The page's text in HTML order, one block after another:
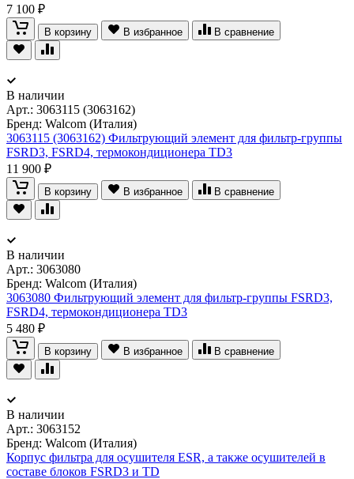
7 100 ₽
В корзину В избранное В сравнение
В наличии
Арт.: 3063115 (3063162)
Бренд: Walcom (Италия)
3063115 (3063162) Фильтрующий элемент для фильтр-группы
FSRD3, FSRD4, термокондиционера TD3
11 900 ₽
В корзину В избранное В сравнение
В наличии
Арт.: 3063080
Бренд: Walcom (Италия)
3063080 Фильтрующий элемент для фильтр-группы FSRD3,
FSRD4, термокондиционера TD3
5 480 ₽
В корзину В избранное В сравнение
В наличии
Арт.: 3063152
Бренд: Walcom (Италия)
Корпус фильтра для осушителя ESR, а также осушителей в
составе блоков FSRD3 и TD